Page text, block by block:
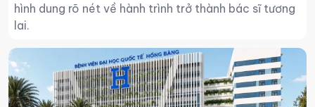
hình dung rõ nét về hành trình trở thành bác sĩ tương
lai.